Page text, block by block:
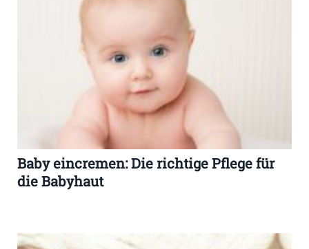
Baby eincremen: Die richtige Pflege für
die Babyhaut